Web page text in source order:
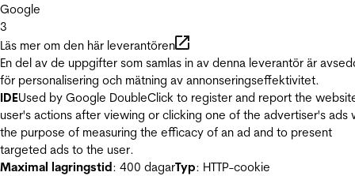
Google
3
Läs mer om den här leverantören
En del av de uppgifter som samlas in av denna leverantör är
för personalisering och mätning av annonseringseffektivitet.
IDEUsed by Google DoubleClick to register and report the
user's actions after viewing or clicking one of the advertiser's ads
the purpose of measuring the efficacy of an ad and to present
targeted ads to the user.
Maximal lagringstid: 400 dagarTyp: HTTP-cookie